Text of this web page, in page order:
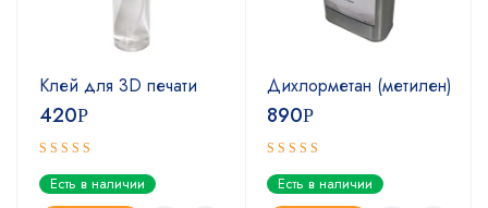
Клей для 3D печати
420Р
Оценка
5.00из 5
Есть в наличии
Дихлорметан (метилен)
890Р
Оценка
4.67из 5
Есть в наличии